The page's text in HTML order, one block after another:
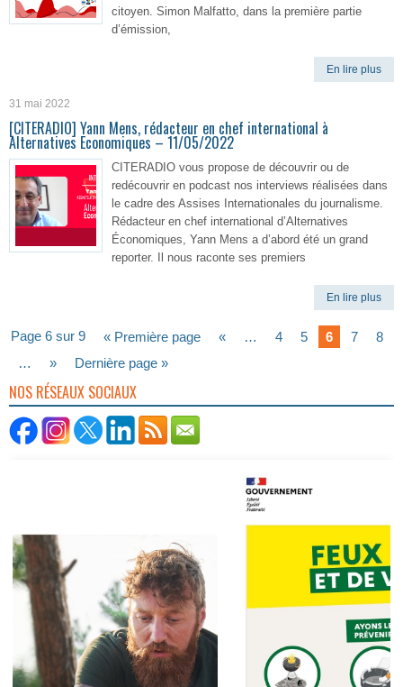
citoyen. Simon Malfatto, dans la première partie
d’émission,
En lire plus
31 mai 2022
[CITERADIO] Yann Mens, rédacteur en chef international à
Alternatives Economiques – 11/05/2022
CITERADIO vous propose de découvrir ou de
redécouvrir en podcast nos interviews réalisées dans
le cadre des Assises Internationales du journalisme.
Rédacteur en chef international d’Alternatives
Économiques, Yann Mens a d’abord été un grand
reporter. Il nous raconte ses premiers
En lire plus
Page 6 sur 9 « Première page « … 4 5 6 7
8
…
» Dernière page »
NOS RÉSEAUX SOCIAUX